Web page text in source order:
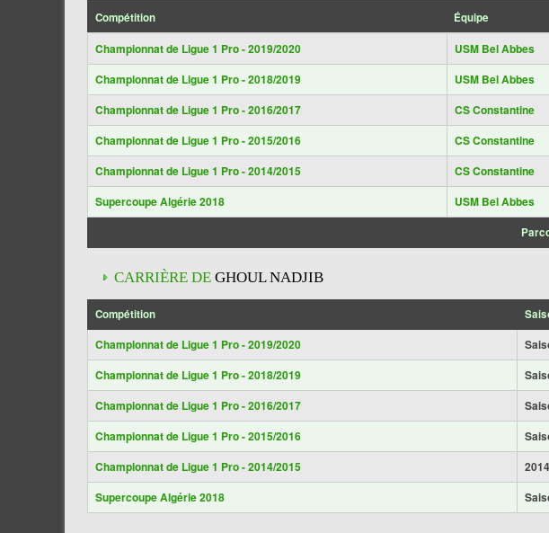
Compétition Équipe
Championnat de Ligue 1 Pro - 2019/2020 USM Bel Abbes
Championnat de Ligue 1 Pro - 2018/2019
USM Bel Abbes
Championnat de Ligue 1 Pro - 2016/2017
CS Constantine
Championnat de Ligue 1 Pro - 2015/2016
CS Constantine
Championnat de Ligue 1 Pro - 2014/2015
CS Constantine
Supercoupe Algérie 2018
USM Bel Abbes
CARRIÈRE DE GHOUL NADJIB
Compétition
Championnat de Ligue 1 Pro - 2019/2020
Championnat de Ligue 1 Pro - 2018/2019
Championnat de Ligue 1 Pro - 2016/2017
Championnat de Ligue 1 Pro - 2015/2016
Championnat de Ligue 1 Pro - 2014/2015
Supercoupe Algérie 2018